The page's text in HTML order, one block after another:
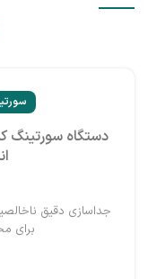
دستگاه سورتینگ
جداسازی دقیق
برای